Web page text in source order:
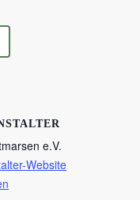
e.V.
Website